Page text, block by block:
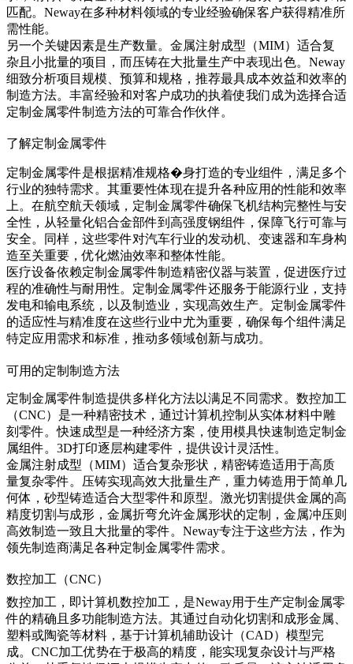
匹配。Neway在多种材料领域的专业经验确保客户获得精准所
需性能。
另一个关键因素是生产数量。金属注射成型（MIM）适合复
杂且小批量的项目，而压铸在大批量生产中表现出色。Neway
细致分析项目规模、预算和规格，推荐最具成本效益和效率的
制造方法。丰富经验和对客户成功的执着使我们成为选择合适
定制金属零件制造方法的可靠合作伙伴。
了解定制金属零件
定制金属零件是根据精准规格�身打造的专业组件，满足多个
行业的独特需求。其重要性体现在提升各种应用的性能和效率
上。在航空航天领域，定制金属零件确保飞机结构完整性与安
全性，从轻量化铝合金部件到高强度钢组件，保障飞行可靠与
安全。同样，这些零件对汽车行业的发动机、变速器和车身构
造至关重要，优化燃油效率和整体性能。
医疗设备依赖定制金属零件制造精密仪器与装置，促进医疗过
程的准确性与耐用性。定制金属零件还服务于能源行业，支持
发电和输电系统，以及制造业，实现高效生产。定制金属零件
的适应性与精准度在这些行业中尤为重要，确保每个组件满足
特定应用需求和标准，推动多领域创新与成功。
可用的定制制造方法
定制金属零件制造提供多样化方法以满足不同需求。数控加工
（CNC）是一种精密技术，通过计算机控制从实体材料中雕
刻零件。快速成型是一种经济方案，使用模具快速制造定制金
属组件。3D打印逐层构建零件，提供设计灵活性。
金属注射成型（MIM）适合复杂形状，精密铸造适用于高质
量复杂零件。压铸实现高效大批量生产，重力铸造用于简单几
何体，砂型铸造适合大型零件和原型。激光切割提供金属的高
精度切割与成形，金属折弯允许金属形状的定制，金属冲压则
高效制造一致且大批量的零件。Neway专注于这些方法，作为
领先制造商满足各种定制金属零件需求。
数控加工（CNC）
数控加工，即计算机数控加工 ，是Neway用于生产定制金属零
件的精确且多功能制造方法。其通过自动化切割和成形金属、
塑料或陶瓷等材料，基于计算机辅助设计（CAD）模型完
成。CNC加工优势在于极高的精度，能实现复杂设计与严格